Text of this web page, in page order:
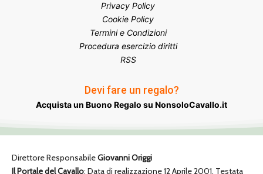
Privacy Policy
Cookie Policy
Termini e Condizioni
Procedura esercizio diritti
RSS
Devi fare un regalo?
Acquista un Buono Regalo su NonsoloCavallo.it
Direttore ResponsabileGiovanni Origgi
Il Portale del Cavallo: Data di realizzazione 12 Aprile 2001. Testata